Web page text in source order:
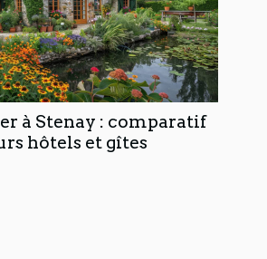
à Stenay : comparatif
hôtels et gîtes